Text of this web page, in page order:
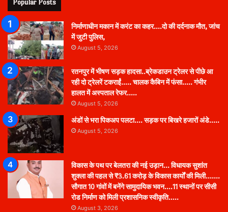
Popular Posts
निर्माणाधीन मकान में करंट का कहर….दो की दर्दनाक मौत, जांच
में जुटी पुलिस,
August 5, 2026
रतनपुर में भीषण सड़क हादसा..ब्रेकडाउन ट्रेलर से पीछे आ
रही दो ट्रेलरें टकराईं….. चालक कैबिन में फंसा….. गंभीर
हालत में अस्पताल रेफर…..
August 5, 2026
अंडों से भरा पिकअप पलटा…. सड़क पर बिखरे हजारों अंडे…..
August 5, 2026
विकास के पथ पर बेलतरा की नई उड़ान… विधायक सुशांत
शुक्ला की पहल से ₹3.61 करोड़ के विकास कार्यों की मिली…….
सौगात 10 गांवों में बनेंगे सामुदायिक भवन….11 स्थानों पर सीसी
रोड निर्माण को मिली प्रशासनिक स्वीकृति…..
August 3, 2026